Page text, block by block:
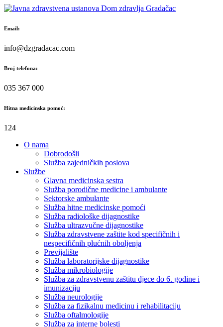
Skip
content
Email:
info@dzgradacac.com
Broj telefona:
035 367 000
Hitna medicinska pomoć:
124
O nama
Dobrodošli
Služba zajedničkih poslova
Službe
Glavna medicinska sestra
Služba porodične medicine i ambulante
Sektorske ambulante
Služba hitne medicinske pomoći
Služba radiološke dijagnostike
Služba ultrazvučne dijagnostike
Služba zdravstvene zaštite kod specifičnih i
nespecifičnih plućnih oboljenja
Previjalište
Služba laboratorijske dijagnostike
Služba mikrobiologije
Služba za zdravstvenu zaštitu djece do 6. godine i
imunizaciju
Služba neurologije
Služba za fizikalnu medicinu i rehabilitaciju
Služba oftalmologije
Služba za interne bolesti